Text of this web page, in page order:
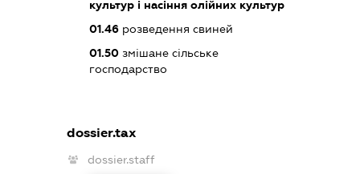
культур і насіння олійних культур
01.46 розведення свиней
01.50 змішане сільське
господарство
dossier.tax
dossier.staff